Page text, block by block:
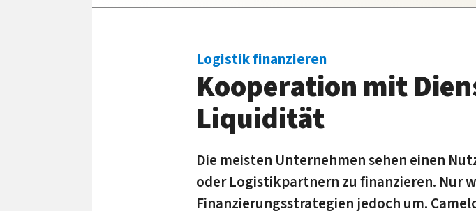
Logistik finanzieren
Kooperation mit
Liquidität
Die meisten Unternehmen sehen einen
oder Logistikpartnern zu finanzieren. Nur
Finanzierungsstrategien jedoch um.